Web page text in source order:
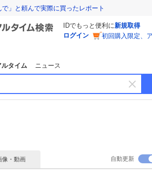
」と頼んで実際に買ったレポート
IDでもっと便利に新規取得
ログイン
初回購入限定、
ルタイム ニュース
キ
ー
す
像・動画 自動更新